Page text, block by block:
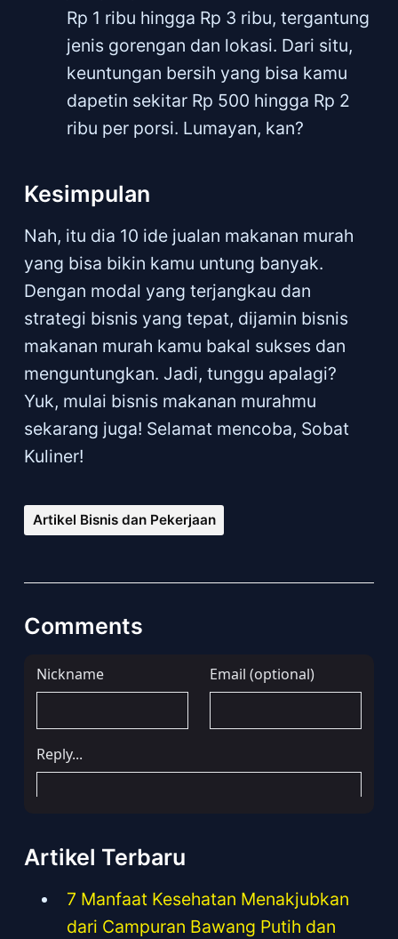
Rp 1 ribu hingga Rp 3 ribu, tergantung
jenis gorengan dan lokasi. Dari situ,
keuntungan bersih yang bisa kamu
dapetin sekitar Rp 500 hingga Rp 2
ribu per porsi. Lumayan, kan?
Kesimpulan
Nah, itu dia 10 ide jualan makanan murah
yang bisa bikin kamu untung banyak.
Dengan modal yang terjangkau dan
strategi bisnis yang tepat, dijamin bisnis
makanan murah kamu bakal sukses dan
menguntungkan. Jadi, tunggu apalagi?
Yuk, mulai bisnis makanan murahmu
sekarang juga! Selamat mencoba, Sobat
Kuliner!
Artikel Bisnis dan Pekerjaan
Comments
Artikel Terbaru
7 Manfaat Kesehatan Menakjubkan
dari Campuran Bawang Putih dan